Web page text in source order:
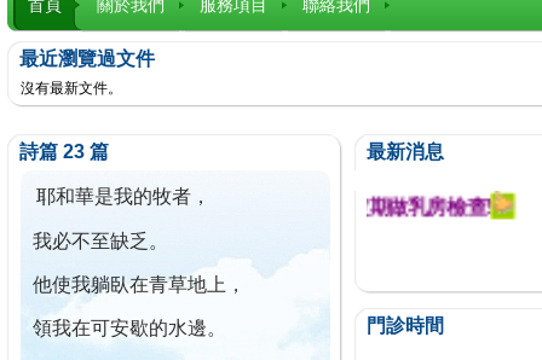
首頁 關於我們 服務項目 聯絡我們
最近瀏覽過文件
沒有最新文件。
詩篇 23 篇
耶和華是我的牧者，
我必不至缺乏。
他使我躺臥在青草地上，
領我在可安歇的水邊。
最新消息
今已篩檢出1700位乳癌患者,提醒您定期做乳房檢查!
門診時間